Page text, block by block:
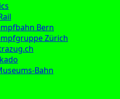
Bern
Zürich
Bahn